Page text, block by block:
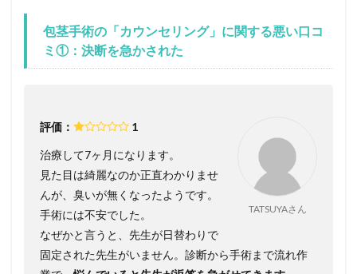
包茎手術の「カウンセリング」に関する悪い口コ
ミ①：決断を急かされた
TATSUYAさん
評価： 1
治療して7ヶ月になります。
見た目は綺麗なのか正直わかりませ
んが、臭いが無くなったようです。
手術には不安でした。
なぜかと言うと、先生が日替わりで
固定された先生がいません。診断から手術まで流れ作